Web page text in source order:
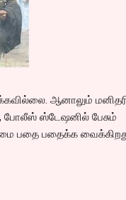
ஆனாலும்
போலீஸ் ஸ்டேஷனில் பேசும்
பதை பதைக்க